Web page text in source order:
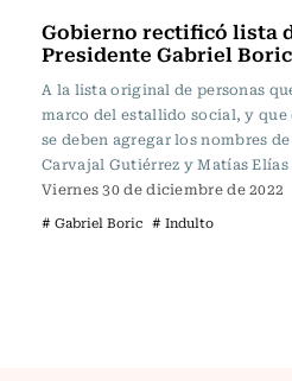
Gobierno rectificó lista
Presidente Gabriel Boric
A la lista original de personas
marco del estallido social, y
se deben agregar los nombres
Carvajal Gutiérrez y Matías
Viernes 30 de diciembre de 2022
# Gabriel Boric # Indulto